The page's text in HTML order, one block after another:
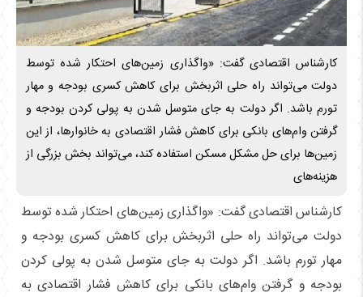
کارشناس اقتصادی گفت: «واگذاری زمین‌های احتکار شده توسط
دولت می‌تواند راه حلی اثربخش برای کاهش کسری بودجه و مهار
تورم باشد. اگر دولت به جای متوسل شدن به پولی کردن بودجه و
گرفتن وام‌های بانکی برای کاهش فشار اقتصادی به خانوارها، از این
زمین‌ها برای حل مشکل مسکن استفاده کند، می‌تواند بخش بزرگی از
هزینه‌های
کارشناس اقتصادی گفت: «واگذاری زمین‌های احتکار شده توسط
دولت می‌تواند راه حلی اثربخش برای کاهش کسری بودجه و
مهار تورم باشد. اگر دولت به جای متوسل شدن به پولی کردن
بودجه و گرفتن وام‌های بانکی برای کاهش فشار اقتصادی به